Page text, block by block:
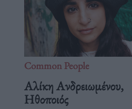
Common People
Αλίκη Ανδρειωμένου,
Ηθοποιός